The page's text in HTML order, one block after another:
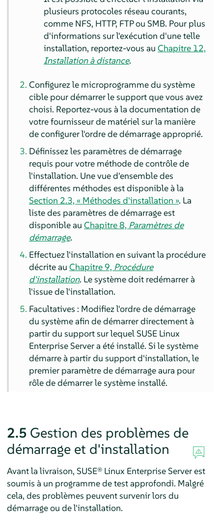
plusieurs protocoles réseau courants,
comme NFS, HTTP, FTP ou SMB. Pour plus
d'informations sur l'exécution d'une telle
installation, reportez-vous auChapitre 12,
Installation à distance.
Configurez le microprogramme du système
cible pour démarrer le support que vous avez
choisi. Reportez-vous à la documentation de
votre fournisseur de matériel sur la manière
de configurer l'ordre de démarrage approprié.
Définissez les paramètres de démarrage
requis pour votre méthode de contrôle de
l'installation. Une vue d'ensemble des
différentes méthodes est disponible à la
Section 2.3, « Méthodes d'installation ». La
liste des paramètres de démarrage est
disponible auChapitre 8, Paramètres de
démarrage.
Effectuez l'installation en suivant la procédure
décrite auChapitre 9, Procédure
d'installation. Le système doit redémarrer à
l'issue de l'installation.
Facultatives : Modifiez l'ordre de démarrage
du système afin de démarrer directement à
partir du support sur lequel SUSE Linux
Enterprise Servera été installé. Si le système
démarre à partir du support d'installation, le
premier paramètre de démarrage aura pour
rôle de démarrer le système installé.
2.5 Gestion des problèmes de
démarrage et d'installation
Avant la livraison, SUSE® Linux Enterprise Serverest
soumis à un programme de test approfondi. Malgré
cela, des problèmes peuvent survenir lors du
démarrage ou de l'installation.